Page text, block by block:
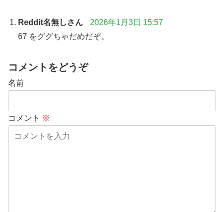
Reddit名無しさん
2026年1月3日 15:57
67 をググちゃだめだぞ。
コメントをどうぞ
名前
コメント ※